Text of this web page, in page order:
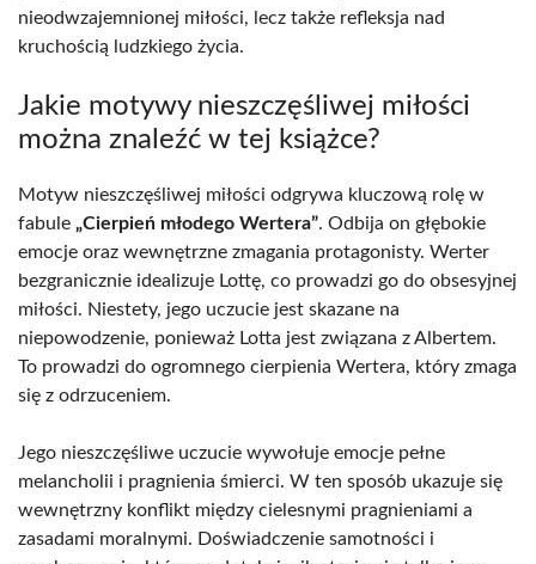
nieodwzajemnionej miłości, lecz także refleksja nad
kruchością ludzkiego życia.
Jakie motywy nieszczęśliwej miłości
można znaleźć w tej książce?
Motyw nieszczęśliwej miłości odgrywa kluczową rolę w
fabule „Cierpień młodego Wertera”. Odbija on głębokie
emocje oraz wewnętrzne zmagania protagonisty. Werter
bezgranicznie idealizuje Lottę, co prowadzi go do obsesyjnej
miłości. Niestety, jego uczucie jest skazane na
niepowodzenie, ponieważ Lotta jest związana z Albertem.
To prowadzi do ogromnego cierpienia Wertera, który zmaga
się z odrzuceniem.
Jego nieszczęśliwe uczucie wywołuje emocje pełne
melancholii i pragnienia śmierci. W ten sposób ukazuje się
wewnętrzny konflikt między cielesnymi pragnieniami a
zasadami moralnymi. Doświadczenie samotności i